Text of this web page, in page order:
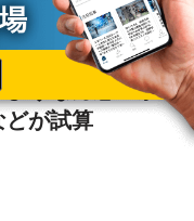
在する、国立天文台などが試
うな海惑星が
どが試算